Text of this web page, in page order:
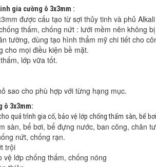
gia cường ô 3x3mm :
được cấu tạo từ sợi thủy tinh và phủ
thấm, chống nứt : lưới mềm nên không
tường, dùng tạo hình thẩm mỹ chi tiết cho
cho mọi điều kiện bề mặt.
lớp vữa tốt.
sao cho phù hợp với từng hạng mục.
ô 3x3mm:
quá trình gia cố, bảo vệ lớp chống thấm sàn, bể
sàn, bể bơi, bể đựng nước, ban công, chân
nứt, chống rạn.
trội
lớp chống thấm, chống nóng